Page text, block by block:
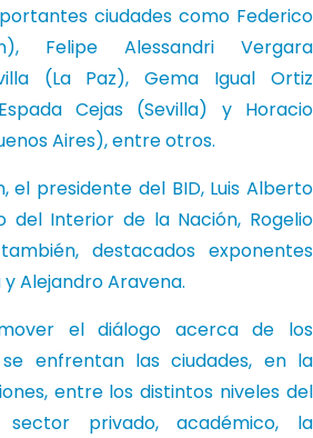
ciudades como Federico
Felipe Alessandri Vergara
(La Paz), Gema Igual Ortiz
Cejas (Sevilla) y Horacio
Aires), entre otros.
el presidente del BID, Luis Alberto
del Interior de la Nación, Rogelio
destacados exponentes
Alejandro Aravena.
el diálogo acerca de los
enfrentan las ciudades, en la
entre los distintos niveles del
privado, académico, la